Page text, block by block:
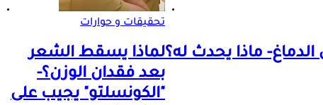
تحقيقات و حوارات
لماذا يسقط الشعر
بعد فقدان الوزن؟-
"الكونسلتو" يجيب على